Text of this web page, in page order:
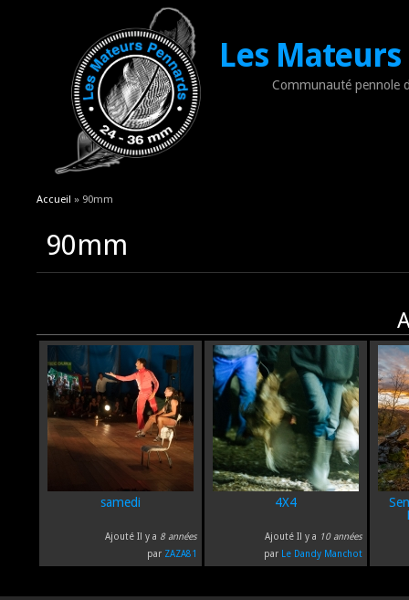
Les
Communauté pennole
Vous êtes ici
Accueil » 90mm
90mm
samedi
Ajouté Il y a 8 années
par ZAZA81
4X4
Ajouté Il y a 10 années
par Le Dandy Manchot